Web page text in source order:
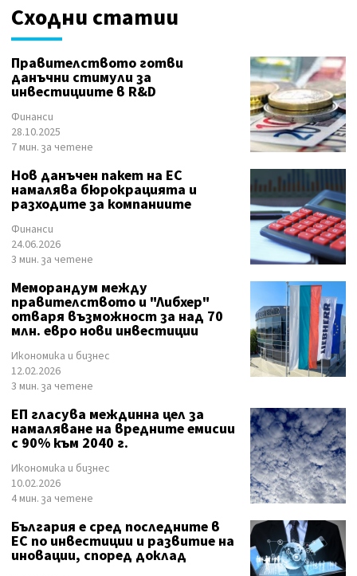
Сходни статии
Правителството готви
данъчни стимули за
инвестициите в R&D
Финанси
28.10.2025
7 мин. за четене
Нов данъчен пакет на ЕС
намалява бюрокрацията и
разходите за компаниите
Финанси
24.06.2026
3 мин. за четене
Меморандум между
правителството и "Либхер"
отваря възможност за над 70
млн. евро нови инвестиции
Икономика и бизнес
12.02.2026
3 мин. за четене
ЕП гласува междинна цел за
намаляване на вредните емисии
с 90% към 2040 г.
Икономика и бизнес
10.02.2026
4 мин. за четене
България е сред последните в
ЕС по инвестиции и развитие на
иновации, според доклад